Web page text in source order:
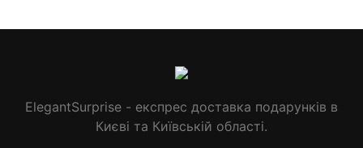
ElegantSurprise - експрес доставка подарунків в
Києві та Київській області.